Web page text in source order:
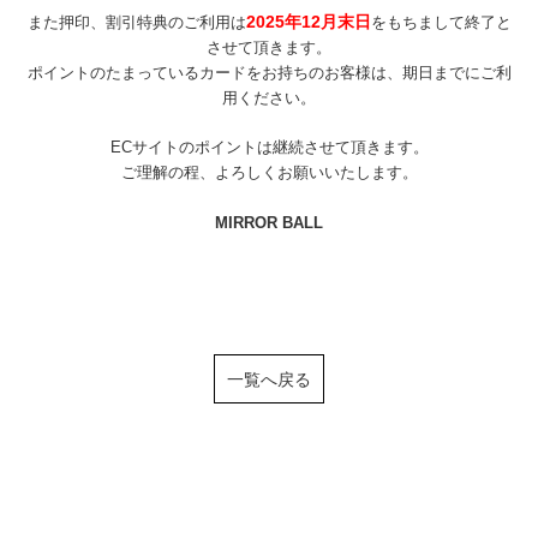
また押印、割引特典のご利用は2025年12月末日 をもちまして終了と
させて頂きます。
ポイントのたまっているカードをお持ちのお客様は、期日までにご利
用ください。
ECサイトのポイントは継続させて頂きます。
ご理解の程、よろしくお願いいたします。
MIRROR BALL
一覧へ戻る